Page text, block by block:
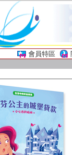
會員特區